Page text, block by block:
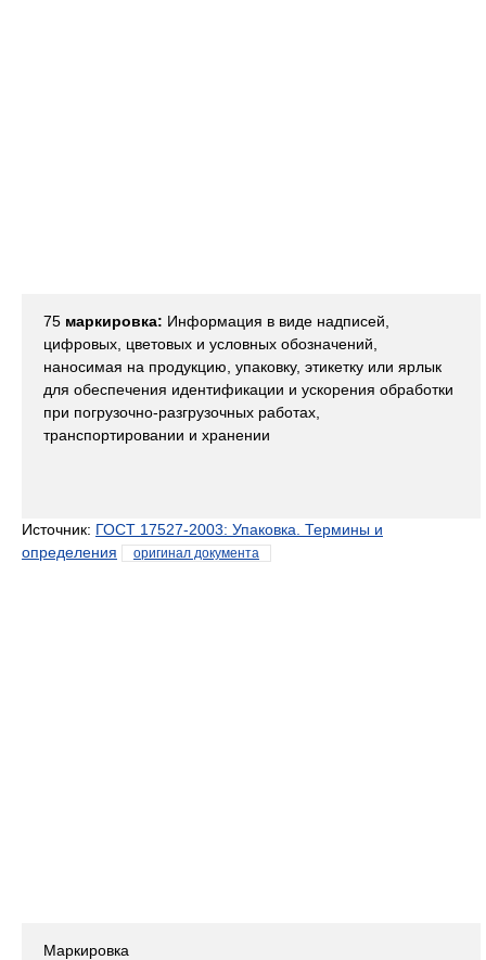
75 маркировка: Информация в виде надписей,
цифровых, цветовых и условных обозначений,
наносимая на продукцию, упаковку, этикетку или ярлык
для обеспечения идентификации и ускорения обработки
при погрузочно-разгрузочных работах,
транспортировании и хранении
Источник: ГОСТ 17527-2003: Упаковка. Термины и
определения
оригинал документа
Маркировка